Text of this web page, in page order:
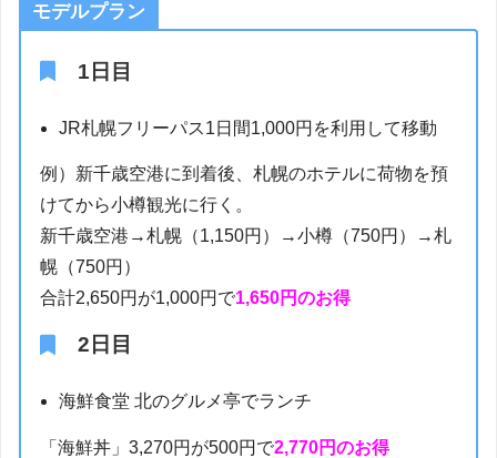
モデルプラン
1日目
JR札幌フリーパス1日間1,000円を利用して移動
例）新千歳空港に到着後、札幌のホテルに荷物を預
けてから小樽観光に行く。
新千歳空港→札幌（1,150円）→小樽（750円）→札
幌（750円）
合計2,650円が1,000円で1,650円のお得
2日目
海鮮食堂 北のグルメ亭でランチ
「海鮮丼」3,270円が500円で2,770円のお得